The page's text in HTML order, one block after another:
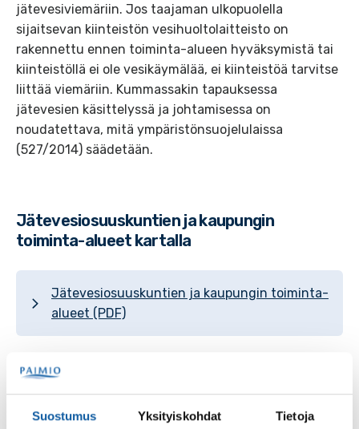
Suostumus Yksityiskohdat Tietoja
jätevesiviemäriin. Jos taajaman ulkopuolella
sijaitsevan kiinteistön vesihuoltolaitteisto on
rakennettu ennen toiminta-alueen hyväksymistä tai
kiinteistöllä ei ole vesikäymälää, ei kiinteistöä tarvitse
liittää viemäriin. Kummassakin tapauksessa
jätevesien käsittelyssä ja johtamisessa on
noudatettava, mitä ympäristönsuojelulaissa
(527/2014) säädetään.
Jätevesiosuuskuntien ja kaupungin
toiminta-alueet kartalla
Jätevesiosuuskuntien ja kaupungin toiminta-
alueet (PDF)
Palvelut